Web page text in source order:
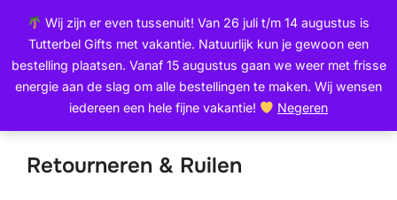
Wij zijn er even tussenuit! Van 26 juli t/m 14 augustus is
Tutterbel Gifts met vakantie. Natuurlijk kun je gewoon een
bestelling plaatsen. Vanaf 15 augustus gaan we weer met frisse
energie aan de slag om alle bestellingen te maken. Wij wensen
iedereen een hele fijne vakantie!
Negeren
inhoud
inhoud
Zoek
naar:
Retourneren & Ruilen